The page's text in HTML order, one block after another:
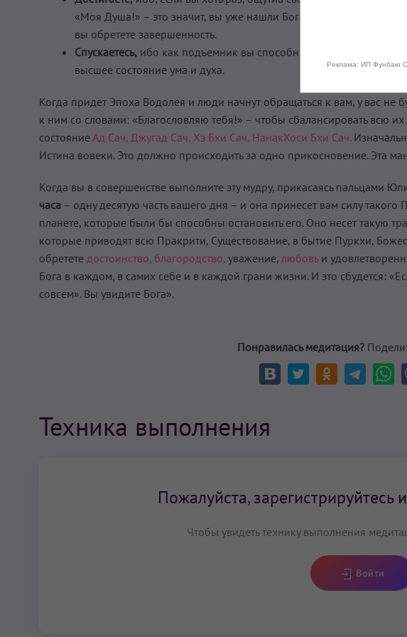
«Моя Душа!» – это значит, вы уже нашли Бога. У вас есть душа –
вы обретете завершенность.
Спускаетесь, ибо как подъемник вы способны опуститься в самую
высшее состояние ума и духа.
Когда придет Эпоха Водолея и люди начнут обращаться к вам, у вас не
к ним со словами: «Благословляю тебя!» – чтобы сбалансировать всю
состояние Ад Сач, Джугад Сач, Хэ Бхи Сач, НанакХоси Бхи Сач.
Истина вовеки. Это должно происходить за одно прикосновение. Эта
Когда вы в совершенстве выполните эту мудру, прикасаясь пальцами
часа – одну десятую часть вашего дня – и она принесет вам силу
планете, которые были бы способны остановить его. Оно несет такую
которые приводят всю Пракрити, Существование, в бытие Пуркхи,
обретете достоинство, благородство, уважение, любовьи
Бога в каждом, в самих себе и в каждой грани жизни. И это сбудется:
совсем». Вы увидите Бога».
Понравилась медитация?
Техника выполнения
Пожалуйста, зарегистрируйтесь
Чтобы увидеть технику выполнения
Войти
Реклама: ИП Фунбаю